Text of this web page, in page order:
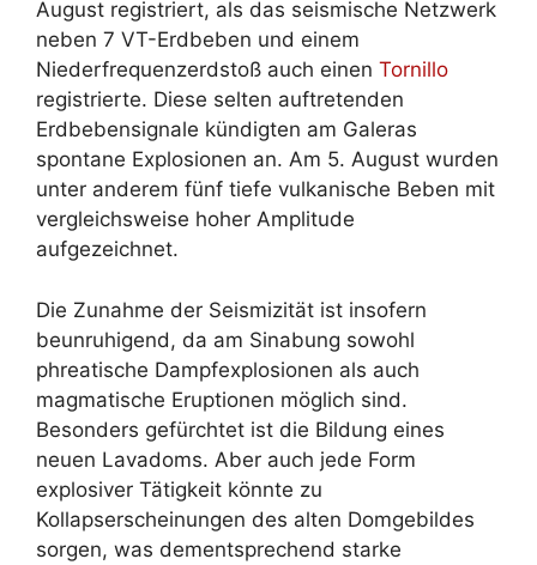
August registriert, als das seismische Netzwerk
neben 7 VT-Erdbeben und einem
Niederfrequenzerdstoß auch einen Tornillo
registrierte. Diese selten auftretenden
Erdbebensignale kündigten am Galeras
spontane Explosionen an. Am 5. August wurden
unter anderem fünf tiefe vulkanische Beben mit
vergleichsweise hoher Amplitude
aufgezeichnet.
Die Zunahme der Seismizität ist insofern
beunruhigend, da am Sinabung sowohl
phreatische Dampfexplosionen als auch
magmatische Eruptionen möglich sind.
Besonders gefürchtet ist die Bildung eines
neuen Lavadoms. Aber auch jede Form
explosiver Tätigkeit könnte zu
Kollapserscheinungen des alten Domgebildes
sorgen, was dementsprechend starke